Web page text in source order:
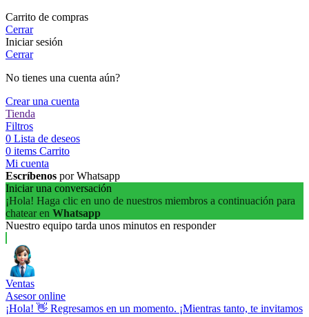
Carrito de compras
Cerrar
Iniciar sesión
Cerrar
No tienes una cuenta aún?
Crear una cuenta
Tienda
Filtros
0 Lista de deseos
0 items Carrito
Mi cuenta
Escríbenos por Whatsapp
Iniciar una conversación
¡Hola! Haga clic en uno de nuestros miembros a continuación para
chatear en Whatsapp
Nuestro equipo tarda unos minutos en responder
Ventas
Asesor online
¡Hola! 👋 Regresamos en un momento. ¡Mientras tanto, te invitamos